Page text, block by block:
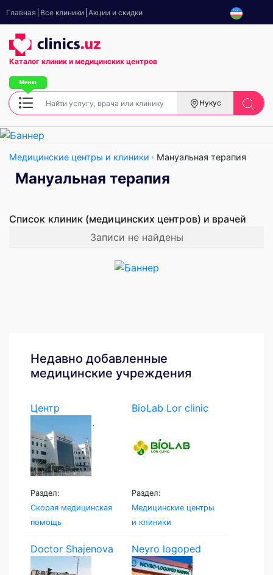
Главная Все клиники Акции и скидки
Каталог клиник и медицинских центров
Нукус
Медицинские центры и клиники Мануальная терапия
Мануальная терапия
Список клиник (медицинских центров) и врачей
Записи не найдены
Недавно добавленные
медицинские учреждения
Центр
экстренной...
Раздел:
Скорая медицинская
помощь
BioLab Lor clinic
Раздел:
Медицинские центры
и клиники
Doctor Shajenova Neyro logoped